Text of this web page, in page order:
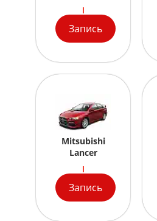
Запись
Mitsubishi
Lancer
Запись